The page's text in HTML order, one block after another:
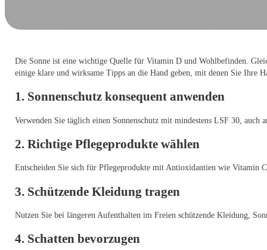
Die Sonne ist eine wichtige Quelle für Vitamin D und Wohlbefinden.
einige klare und wirksame Tipps an die Hand geben, mit denen Sie Ihre
1. Sonnenschutz konsequent anwenden
Verwenden Sie täglich einen Sonnenschutz mit mindestens LSF 30,
2. Richtige Pflegeprodukte wählen
Entscheiden Sie sich für Pflegeprodukte mit Antioxidantien wie Vitamin
3. Schützende Kleidung tragen
Nutzen Sie bei längeren Aufenthalten im Freien schützende Kleidung,
4. Schatten bevorzugen